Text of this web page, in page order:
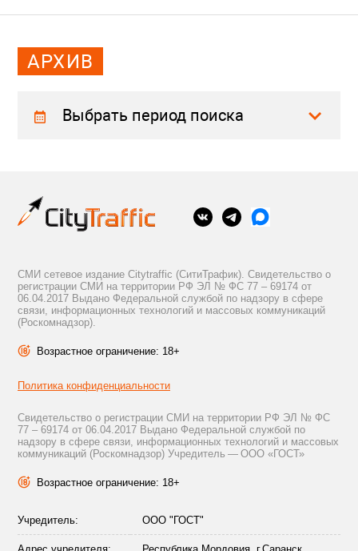
АРХИВ
Выбрать период поиска
СМИ сетевое издание Citytraffic (СитиТрафик). Свидетельство о
регистрации СМИ на территории РФ ЭЛ № ФС 77 – 69174 от
06.04.2017 Выдано Федеральной службой по надзору в сфере
связи, информационных технологий и массовых коммуникаций
(Роскомнадзор).
Возрастное ограничение: 18+
Политика конфиденциальности
Свидетельство о регистрации СМИ на территории РФ ЭЛ № ФС
77 – 69174 от 06.04.2017 Выдано Федеральной службой по
надзору в сфере связи, информационных технологий и массовых
коммуникаций (Роскомнадзор) Учредитель — ООО «ГОСТ»
Возрастное ограничение: 18+
Учредитель: ООО "ГОСТ"